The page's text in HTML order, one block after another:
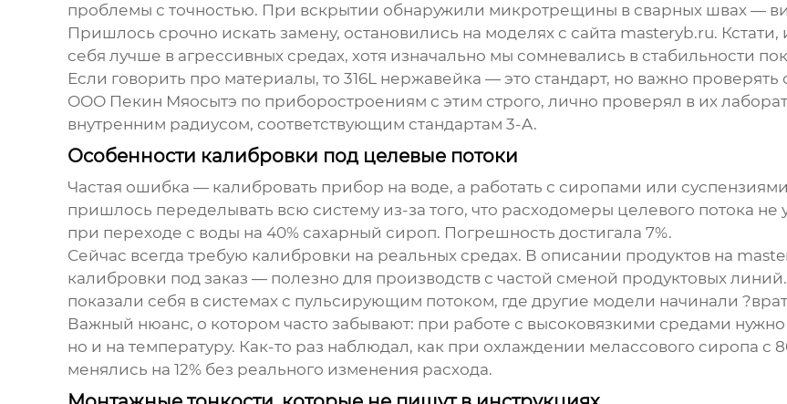
проблемы с точностью. При вскрытии обнаружили микротрещины в сварных швах —
Пришлось срочно искать замену, остановились на моделях с сайта masteryb.ru. Кстати,
себя лучше в агрессивных средах, хотя изначально мы сомневались в стабильности
Если говорить про материалы, то 316L нержавейка — это стандарт, но важно проверять
ООО Пекин Мяосытэ по приборостроениям с этим строго, лично проверял в их
внутренним радиусом, соответствующим стандартам 3-A.
Особенности калибровки под целевые потоки
Частая ошибка — калибровать прибор на воде, а работать с сиропами или
пришлось переделывать всю систему из-за того, что расходомеры целевого потока не
при переходе с воды на 40% сахарный сироп. Погрешность достигала 7%.
Сейчас всегда требую калибровки на реальных средах. В описании продуктов на
калибровки под заказ — полезно для производств с частой сменой продуктовых
показали себя в системах с пульсирующим потоком, где другие модели начинали
Важный нюанс, о котором часто забывают: при работе с высоковязкими средами нужно
но и на температуру. Как-то раз наблюдал, как при охлаждении мелассового сиропа с
менялись на 12% без реального изменения расхода.